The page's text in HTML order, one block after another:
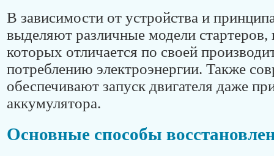
В зависимости от устройства и
выделяют различные модели стартеров,
которых отличается по своей
потреблению электроэнергии. Также
обеспечивают запуск двигателя даже
аккумулятора.
Основные способы